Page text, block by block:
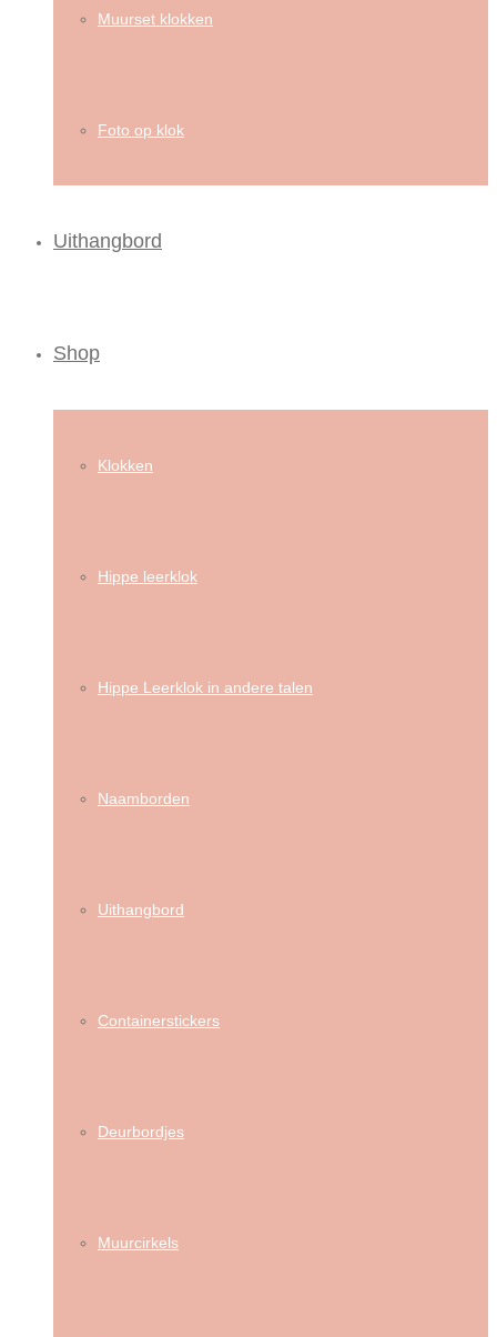
Muurset klokken
Foto op klok
Uithangbord
Shop
Klokken
Hippe leerklok
Hippe Leerklok in andere talen
Naamborden
Uithangbord
Containerstickers
Deurbordjes
Muurcirkels